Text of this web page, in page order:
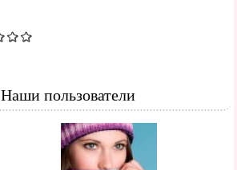
Наши пользователи